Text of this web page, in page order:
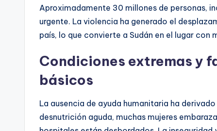
Aproximadamente 30 millones de personas,
urgente. La violencia ha generado el
país, lo que convierte a Sudán en el lugar
Condiciones extremas y
básicos
La ausencia de ayuda humanitaria ha
desnutrición aguda, muchas mujeres